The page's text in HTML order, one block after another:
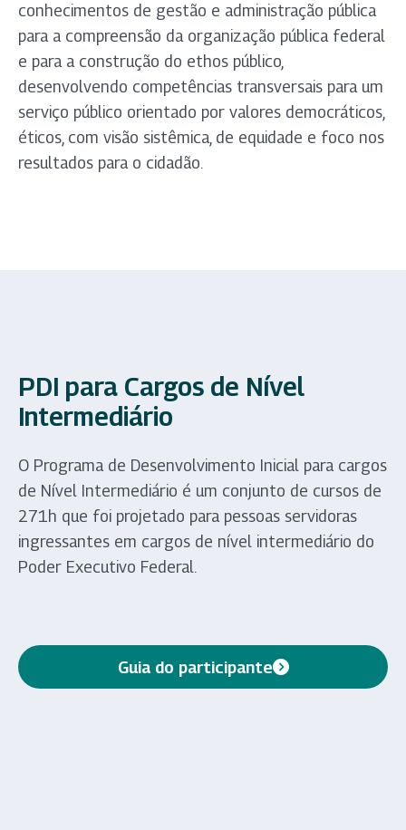
conhecimentos de gestão e administração pública
para a compreensão da organização pública federal
e para a construção do ethos público,
desenvolvendo competências transversais para um
serviço público orientado por valores democráticos,
éticos, com visão sistêmica, de equidade e foco nos
resultados para o cidadão.
PDI para Cargos de Nível
Intermediário
O Programa de Desenvolvimento Inicial para cargos
de Nível Intermediário é um conjunto de cursos de
271h que foi projetado para pessoas servidoras
ingressantes em cargos de nível intermediário do
Poder Executivo Federal.
Guia do participante